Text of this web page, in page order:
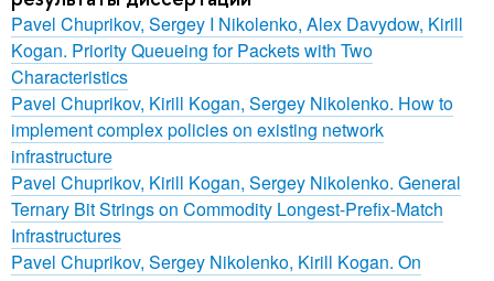
Pavel Chuprikov, Sergey I Nikolenko, Alex Davydow, Kirill
Kogan. Priority Queueing for Packets with Two
Characteristics
Pavel Chuprikov, Kirill Kogan, Sergey Nikolenko. How to
implement complex policies on existing network
infrastructure
Pavel Chuprikov, Kirill Kogan, Sergey Nikolenko. General
Ternary Bit Strings on Commodity Longest-Prefix-Match
Infrastructures
Pavel Chuprikov, Sergey Nikolenko, Kirill Kogan. On